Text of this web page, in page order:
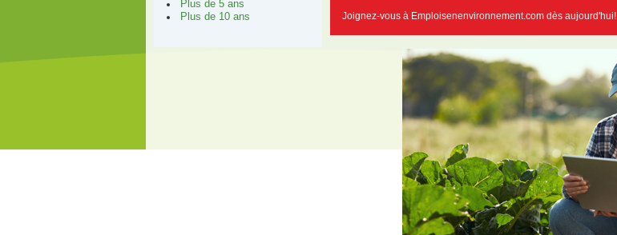
Plus de 5 ans
Plus de 10 ans
Joignez-vous à Emploisenenvironnement.com dès aujourd'hui!